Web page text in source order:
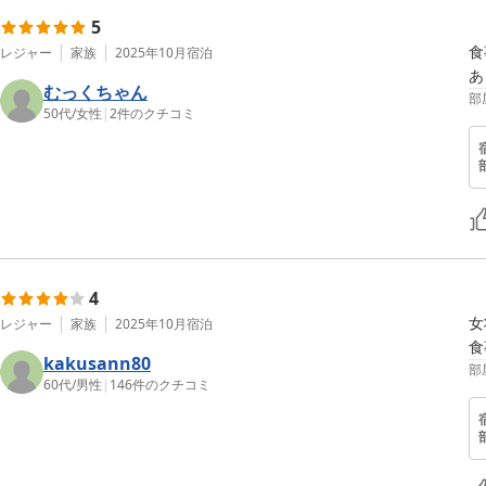
5
レジャー 家族 2025年10月宿泊
むっくちゃん
50代/女性 |2件のクチコミ
部
4
レジャー 家族 2025年10月宿泊
kakusann80
60代/男性 | 146件のクチコミ
部